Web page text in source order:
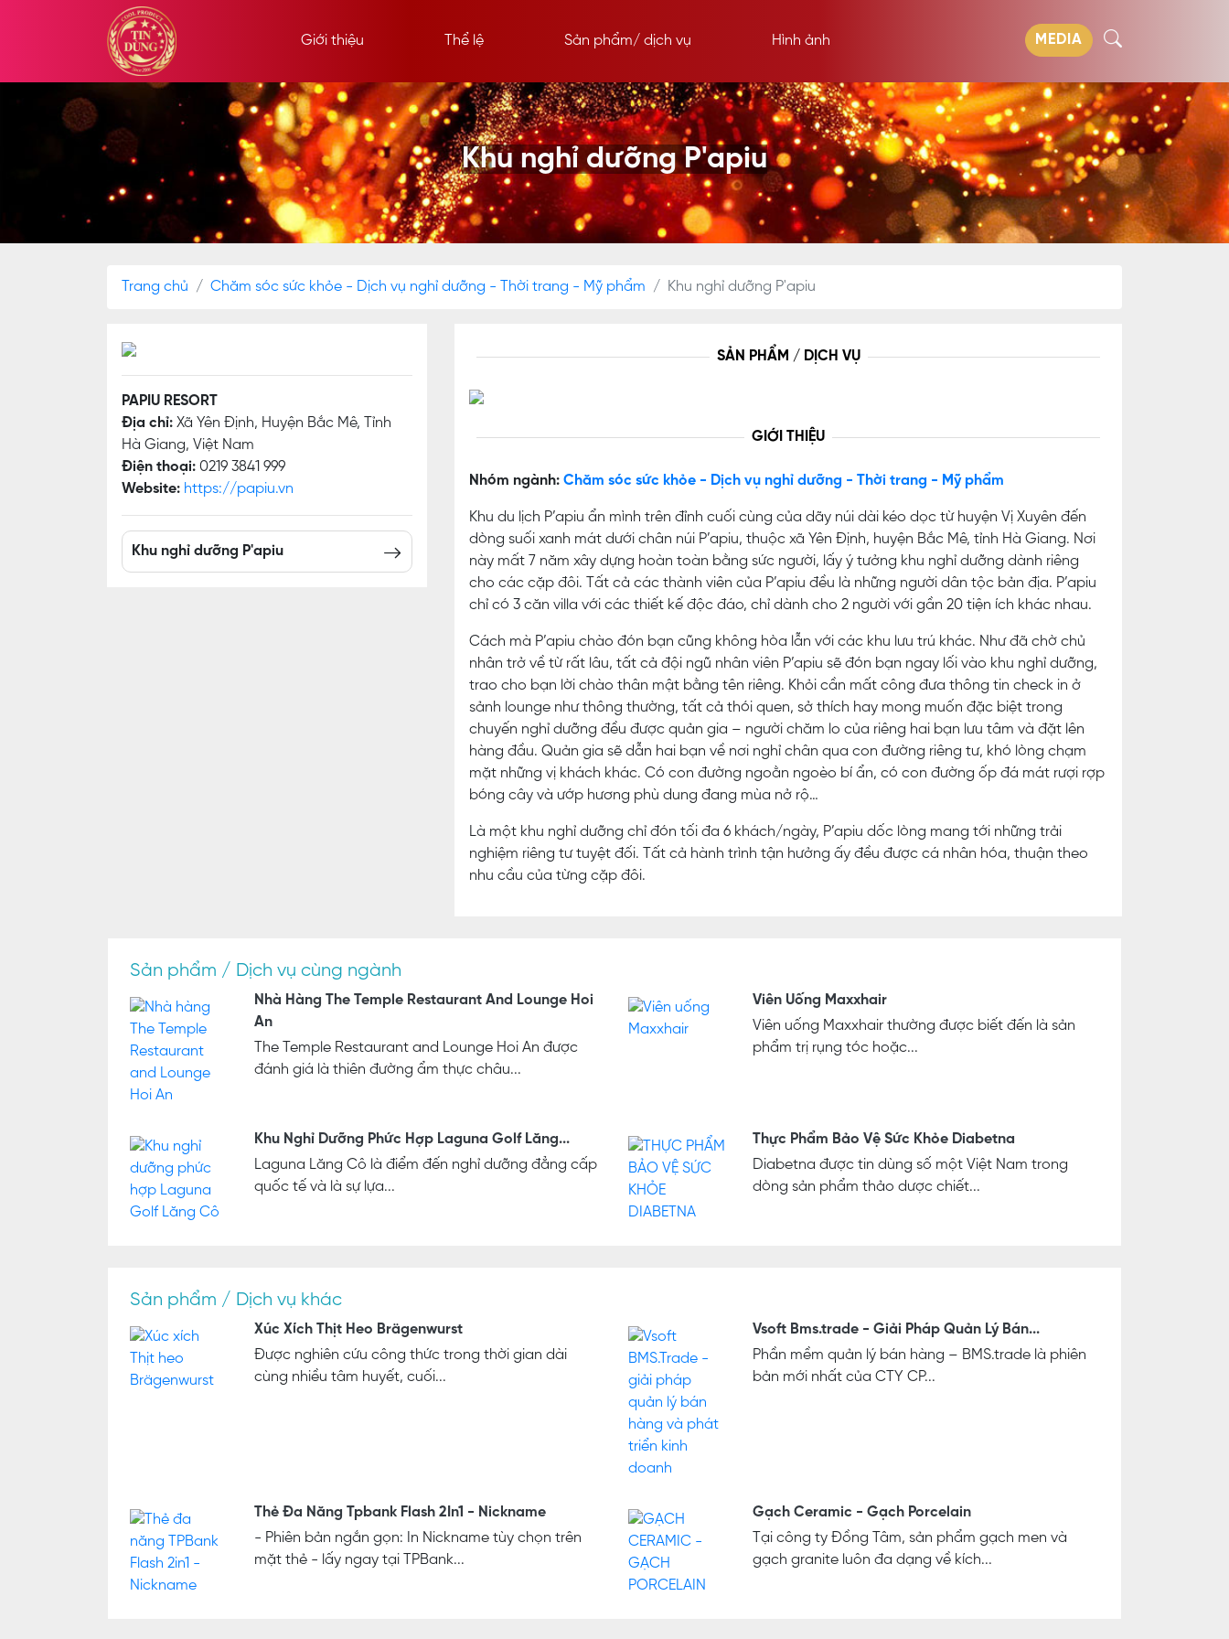
Giới thiệu Thể lệ Sản phẩm/ dịch vụ Hình ảnh MEDIA
Khu nghỉ dưỡng P'apiu
Trang chủ Chăm sóc sức khỏe - Dịch vụ nghỉ dưỡng - Thời trang - Mỹ phẩm Khu nghỉ dưỡng P'apiu
PAPIU RESORT
Địa chỉ: Xã Yên Định, Huyện Bắc Mê, Tỉnh
Hà Giang, Việt Nam
Điện thoại: 0219 3841 999
Website: https://papiu.vn
Khu nghỉ dưỡng P'apiu
SẢN PHẨM / DỊCH VỤ
GIỚI THIỆU
Nhóm ngành: Chăm sóc sức khỏe - Dịch vụ nghỉ dưỡng - Thời trang - Mỹ phẩm
Khu du lịch P’apiu ẩn mình trên đỉnh cuối cùng của dãy núi dài kéo dọc từ huyện Vị Xuyên đến
dòng suối xanh mát dưới chân núi P’apiu, thuộc xã Yên Định, huyện Bắc Mê, tỉnh Hà Giang. Nơi
này mất 7 năm xây dựng hoàn toàn bằng sức người, lấy ý tưởng khu nghỉ dưỡng dành riêng
cho các cặp đôi. Tất cả các thành viên của P’apiu đều là những người dân tộc bản địa. P’apiu
chỉ có 3 căn villa với các thiết kế độc đáo, chỉ dành cho 2 người với gần 20 tiện ích khác nhau.
Cách mà P’apiu chào đón bạn cũng không hòa lẫn với các khu lưu trú khác. Như đã chờ chủ
nhân trở về từ rất lâu, tất cả đội ngũ nhân viên P’apiu sẽ đón bạn ngay lối vào khu nghỉ dưỡng,
trao cho bạn lời chào thân mật bằng tên riêng. Khỏi cần mất công đưa thông tin check in ở
sảnh lounge như thông thường, tất cả thói quen, sở thích hay mong muốn đặc biệt trong
chuyến nghỉ dưỡng đều được quản gia – người chăm lo của riêng hai bạn lưu tâm và đặt lên
hàng đầu. Quản gia sẽ dẫn hai bạn về nơi nghỉ chân qua con đường riêng tư, khó lòng chạm
mặt những vị khách khác. Có con đường ngoằn ngoèo bí ẩn, có con đường ốp đá mát rượi rợp
bóng cây và ướp hương phù dung đang mùa nở rộ…
Là một khu nghỉ dưỡng chỉ đón tối đa 6 khách/ngày, P’apiu dốc lòng mang tới những trải
nghiệm riêng tư tuyệt đối. Tất cả hành trình tận hưởng ấy đều được cá nhân hóa, thuận theo
nhu cầu của từng cặp đôi.
Sản phẩm / Dịch vụ cùng ngành
Nhà Hàng The Temple Restaurant And Lounge Hoi
An
The Temple Restaurant and Lounge Hoi An được
đánh giá là thiên đường ẩm thực châu...
Viên Uống Maxxhair
Viên uống Maxxhair thường được biết đến là sản
phẩm trị rụng tóc hoặc...
Khu Nghỉ Dưỡng Phức Hợp Laguna Golf Lăng...
Laguna Lăng Cô là điểm đến nghỉ dưỡng đẳng cấp
quốc tế và là sự lựa...
Thực Phẩm Bảo Vệ Sức Khỏe Diabetna
Diabetna được tin dùng số một Việt Nam trong
dòng sản phẩm thảo dược chiết...
Sản phẩm / Dịch vụ khác
Xúc Xích Thịt Heo Brägenwurst
Được nghiên cứu công thức trong thời gian dài
cùng nhiều tâm huyết, cuối...
Vsoft Bms.trade - Giải Pháp Quản Lý Bán...
Phần mềm quản lý bán hàng – BMS.trade là phiên
bản mới nhất của CTY CP...
Thẻ Đa Năng Tpbank Flash 2In1 - Nickname
- Phiên bản ngắn gọn: In Nickname tùy chọn trên
mặt thẻ - lấy ngay tại TPBank...
Gạch Ceramic - Gạch Porcelain
Tại công ty Đồng Tâm, sản phẩm gạch men và
gạch granite luôn đa dạng về kích...